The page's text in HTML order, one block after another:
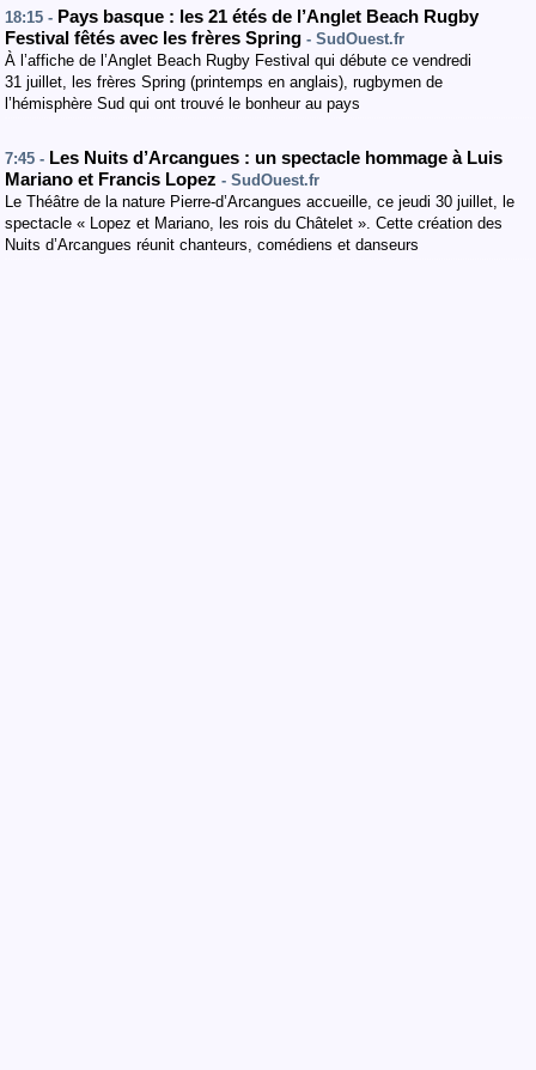
18:15 - Pays basque : les 21 étés de l’Anglet Beach Rugby
Festival fêtés avec les frères Spring - SudOuest.fr
À l’affiche de l’Anglet Beach Rugby Festival qui débute ce vendredi
31 juillet, les frères Spring (printemps en anglais), rugbymen de
l’hémisphère Sud qui ont trouvé le bonheur au pays
7:45 - Les Nuits d’Arcangues : un spectacle hommage à Luis
Mariano et Francis Lopez - SudOuest.fr
Le Théâtre de la nature Pierre-d’Arcangues accueille, ce jeudi 30 juillet, le
spectacle « Lopez et Mariano, les rois du Châtelet ». Cette création des
Nuits d’Arcangues réunit chanteurs, comédiens et danseurs